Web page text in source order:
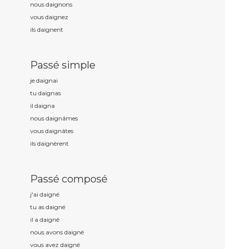
nous daignons
vous daignez
ils daignent
Passé simple
je daignai
tu daignas
il daigna
nous daignâmes
vous daignâtes
ils daignèrent
Passé composé
j'ai daigné
tu as daigné
il a daigné
nous avons daigné
vous avez daigné